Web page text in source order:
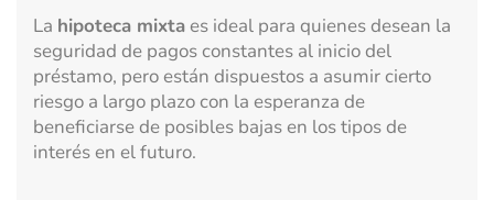
La hipoteca mixta es ideal para quienes desean la
seguridad de pagos constantes al inicio del
préstamo, pero están dispuestos a asumir cierto
riesgo a largo plazo con la esperanza de
beneficiarse de posibles bajas en los tipos de
interés en el futuro.